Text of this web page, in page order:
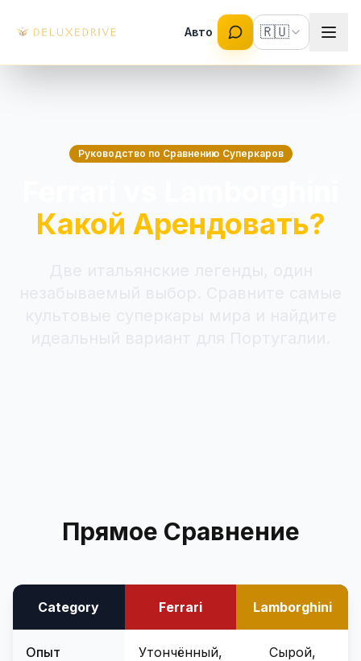
Авто 🇷🇺
Руководство по Сравнению Суперкаров
Какой Арендовать?
Прямое Сравнение
Category Ferrari Lamborghini
Опыт
Утончённый,
Сырой,